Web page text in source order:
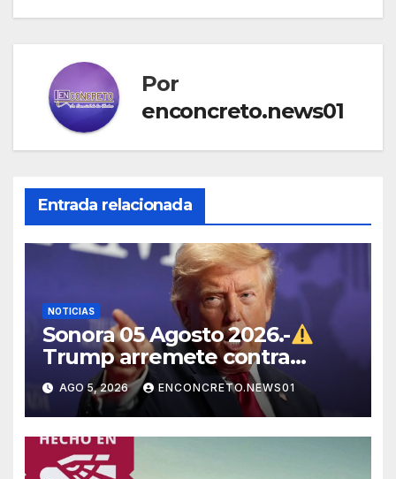
Por
enconcreto.news01
Entrada relacionada
NOTICIAS
Sonora 05 Agosto 2026.-
Trump arremete contra
México, Canadá y otras
potencias por supuestos
abusos comerciales
AGO 5, 2026 ENCONCRETO.NEWS01